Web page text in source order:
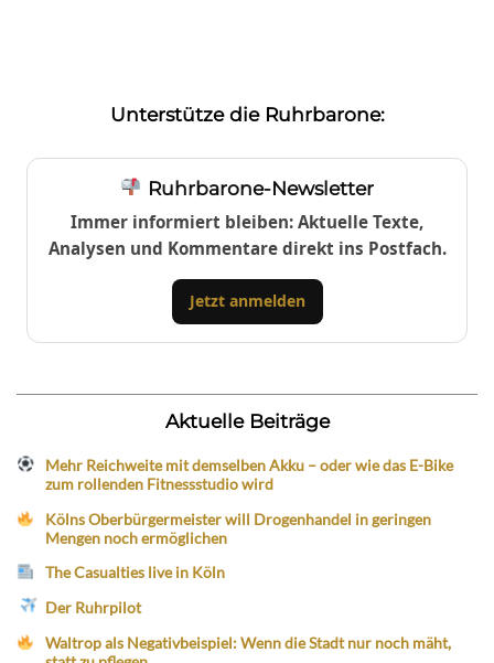
Unterstütze die Ruhrbarone:
Ruhrbarone-Newsletter
Immer informiert bleiben: Aktuelle Texte,
Analysen und Kommentare direkt ins Postfach.
Jetzt anmelden
Aktuelle Beiträge
Mehr Reichweite mit demselben Akku – oder wie das E-Bike
zum rollenden Fitnessstudio wird
Kölns Oberbürgermeister will Drogenhandel in geringen
Mengen noch ermöglichen
The Casualties live in Köln
Der Ruhrpilot
Waltrop als Negativbeispiel: Wenn die Stadt nur noch mäht,